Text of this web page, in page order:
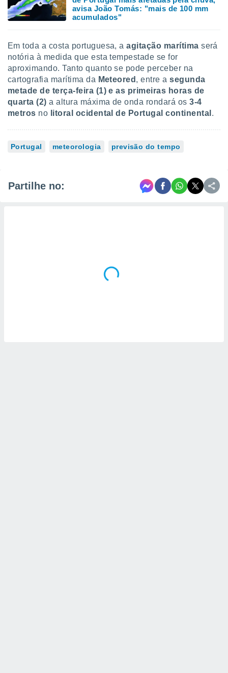
avisa João Tomás: "mais de 100 mm
acumulados"
Em toda a costa portuguesa, aagitação marítima será
notória à medida que esta tempestade se for
aproximando. Tanto quanto se pode perceber na
cartografia marítima da Meteored , entre asegunda
metade de terça-feira (1) e as primeiras horas de
quarta (2) a altura máxima de onda rondará os3-4
metros no litoral ocidental de Portugal continental .
Portugal meteorologia previsão do tempo
Partilhe no: